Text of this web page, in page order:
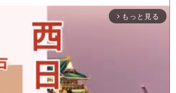
arrow_forward_ios もっと見る